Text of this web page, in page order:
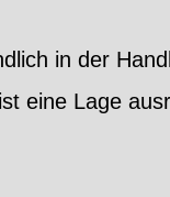
in der
eine Lage